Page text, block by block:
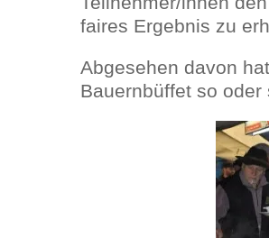
faires Ergebnis zu
Abgesehen davon
Bauernbüffet so